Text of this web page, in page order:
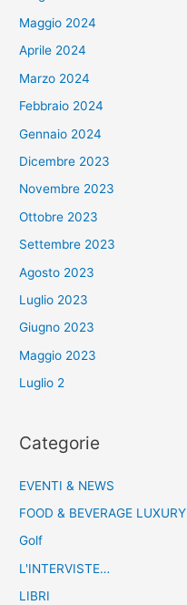
Maggio 2024
Aprile 2024
Marzo 2024
Febbraio 2024
Gennaio 2024
Dicembre 2023
Novembre 2023
Ottobre 2023
Settembre 2023
Agosto 2023
Luglio 2023
Giugno 2023
Maggio 2023
Luglio 2
Categorie
EVENTI & NEWS
FOOD & BEVERAGE LUXURY
Golf
L'INTERVISTE…
LIBRI